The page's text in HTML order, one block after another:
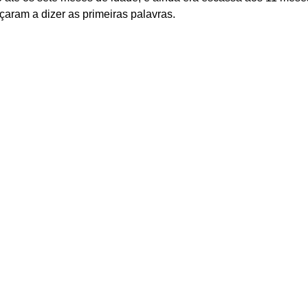
a dizer as primeiras palavras.